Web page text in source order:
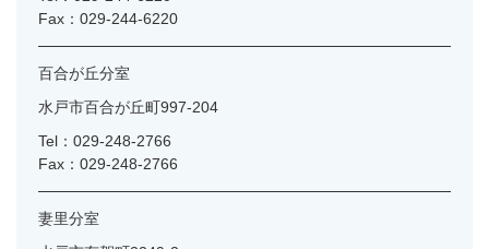
Fax：029-244-6220
百合が丘分室
水戸市百合が丘町997-204
Tel：029-248-2766
Fax：029-248-2766
妻里分室